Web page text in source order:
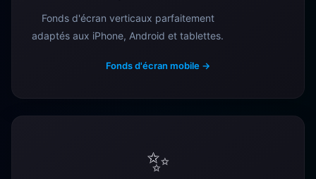
Fonds d'écran verticaux parfaitement
adaptés aux iPhone, Android et tablettes.
Fonds d'écran mobile →
✨